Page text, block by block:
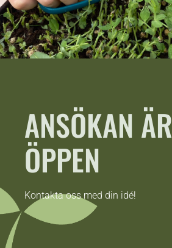
ANSÖKAN ÄR
ÖPPEN
Kontakta oss med din idé!